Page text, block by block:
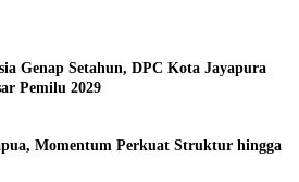
Genap Setahun, DPC Kota Jayapura
Pemilu 2029
Momentum Perkuat Struktur hingga